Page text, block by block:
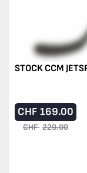
STOCK CCM
CHF 169.00
CHF 229.00